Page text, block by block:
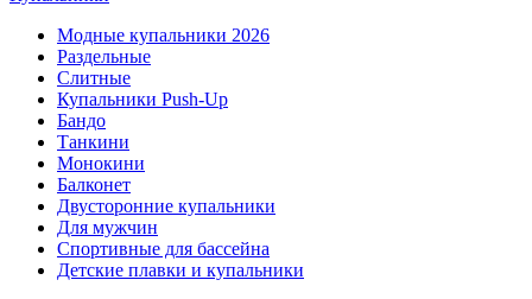
Модные купальники 2026
Раздельные
Слитные
Купальники Push-Up
Бандо
Танкини
Монокини
Балконет
Двусторонние купальники
Для мужчин
Спортивные для бассейна
Детские плавки и купальники